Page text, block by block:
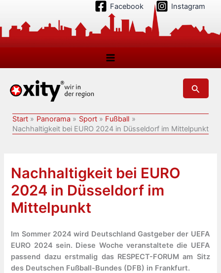
springen
Facebook Instagram
Suchen
Start Panorama Sport
Fußball
Nachhaltigkeit bei EURO 2024 in Düsseldorf im Mittelpunkt
Nachhaltigkeit bei EURO
2024 in Düsseldorf im
Mittelpunkt
Im Sommer 2024 wird Deutschland Gastgeber der UEFA
EURO 2024 sein. Diese Woche veranstaltete die UEFA
passend dazu erstmalig das RESPECT-FORUM am Sitz
des Deutschen Fußball-Bundes (DFB) in Frankfurt.